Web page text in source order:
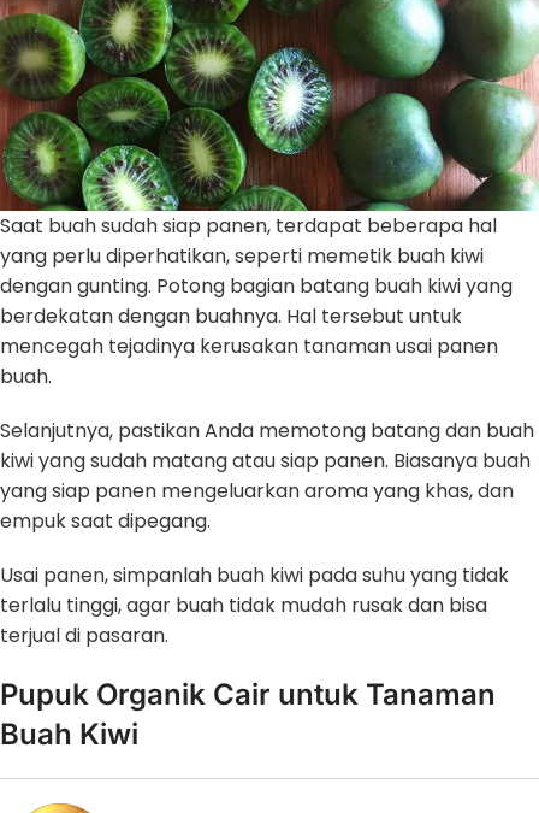
Saat buah sudah siap panen, terdapat beberapa hal
yang perlu diperhatikan, seperti memetik buah kiwi
dengan gunting. Potong bagian batang buah kiwi yang
berdekatan dengan buahnya. Hal tersebut untuk
mencegah tejadinya kerusakan tanaman usai panen
buah.
Selanjutnya, pastikan Anda memotong batang dan buah
kiwi yang sudah matang atau siap panen. Biasanya buah
yang siap panen mengeluarkan aroma yang khas, dan
empuk saat dipegang.
Usai panen, simpanlah buah kiwi pada suhu yang tidak
terlalu tinggi, agar buah tidak mudah rusak dan bisa
terjual di pasaran.
Pupuk Organik Cair untuk Tanaman
Buah Kiwi